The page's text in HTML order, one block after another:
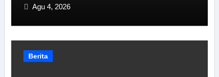
Agu 4, 2026
Berita